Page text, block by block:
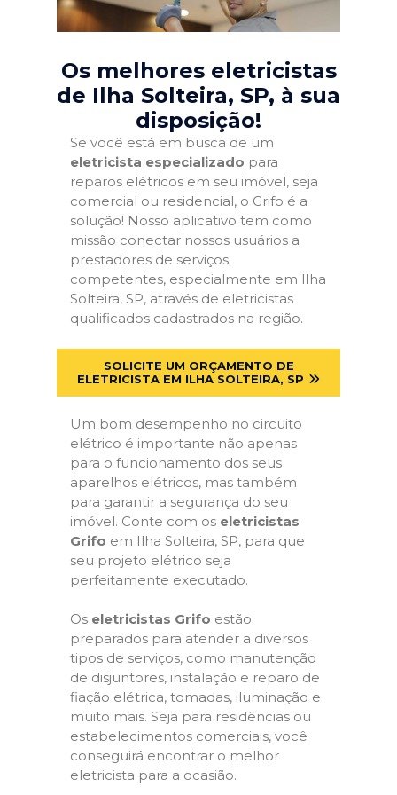
Os melhores eletricistas
de Ilha Solteira, SP, à sua
disposição!
Se você está em busca de um
eletricista especializado para
reparos elétricos em seu imóvel, seja
comercial ou residencial, o Grifo é a
solução! Nosso aplicativo tem como
missão conectar nossos usuários a
prestadores de serviços
competentes, especialmente em Ilha
Solteira, SP, através de eletricistas
qualificados cadastrados na região.
SOLICITE UM ORÇAMENTO DE
ELETRICISTA EM ILHA SOLTEIRA, SP
Um bom desempenho no circuito
elétrico é importante não apenas
para o funcionamento dos seus
aparelhos elétricos, mas também
para garantir a segurança do seu
imóvel. Conte com os eletricistas
Grifo em Ilha Solteira, SP, para que
seu projeto elétrico seja
perfeitamente executado.
Os eletricistas Grifo estão
preparados para atender a diversos
tipos de serviços, como manutenção
de disjuntores, instalação e reparo de
fiação elétrica, tomadas, iluminação e
muito mais. Seja para residências ou
estabelecimentos comerciais, você
conseguirá encontrar o melhor
eletricista para a ocasião.